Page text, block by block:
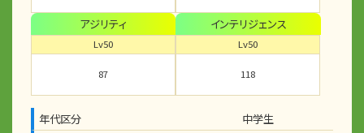
アジリティ
Lv50
87
インテリジェンス
Lv50
118
年代区分
中学生